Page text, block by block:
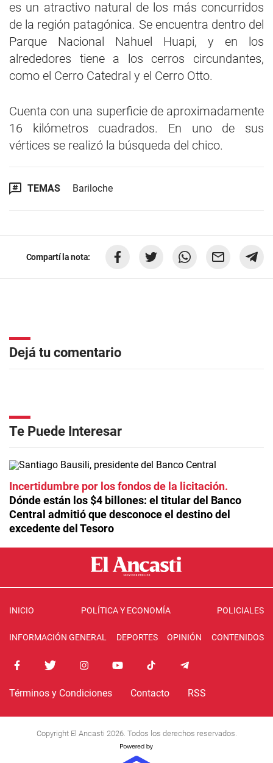
es un atractivo natural de los más concurridos
de la región patagónica. Se encuentra dentro del
Parque Nacional Nahuel Huapi, y en los
alrededores tiene a los cerros circundantes,
como el Cerro Catedral y el Cerro Otto.
Cuenta con una superficie de aproximadamente
16 kilómetros cuadrados. En uno de sus
vértices se realizó la búsqueda del chico.
TEMAS Bariloche
Compartí la nota:
Dejá tu comentario
Te Puede Interesar
Incertidumbre por los fondos de la licitación
Dónde están los $4 billones: el titular del Banco
Central admitió que desconoce el destino del
excedente del Tesoro
INICIO POLÍTICA Y ECONOMÍA POLICIALES
INFORMACIÓN GENERAL DEPORTES OPINIÓN CONTENIDOS
Términos y Condiciones Contacto RSS
Copyright El Ancasti 2026. Todos los derechos reservados.